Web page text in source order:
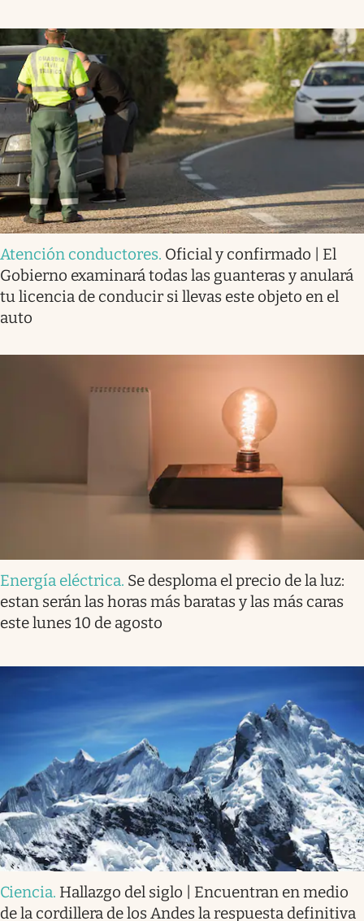
Atención conductores. Oficial y confirmado | El
Gobierno examinará todas las guanteras y anulará
tu licencia de conducir si llevas este objeto en el
auto
Energía eléctrica. Se desploma el precio de la luz:
estan serán las horas más baratas y las más caras
este lunes 10 de agosto
Ciencia. Hallazgo del siglo | Encuentran en medio
de la cordillera de los Andes la respuesta definitiva